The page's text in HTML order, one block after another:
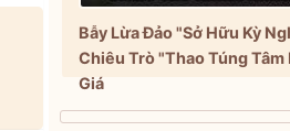
Bẫy Lừa Đảo "Sở Hữu Kỳ
Chiêu Trò "Thao Túng Tâm
Giá